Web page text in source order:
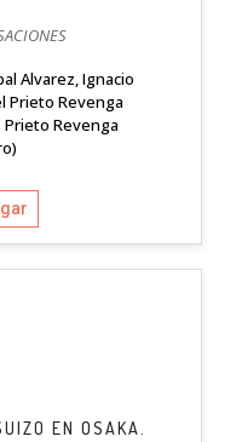
Alvarez, Ignacio
Prieto Revenga
Prieto Revenga
EN OSAKA.